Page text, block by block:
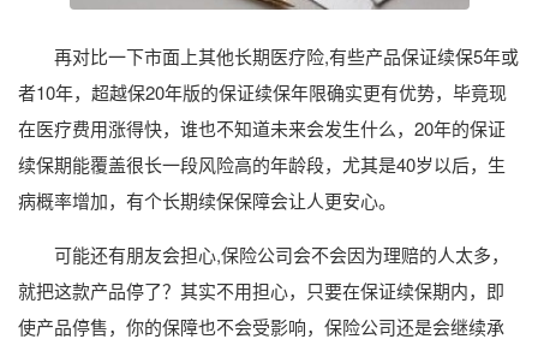
再对比一下市面上其他长期医疗险,有些产品保证续保5年或
者10年，超越保20年版的保证续保年限确实更有优势，毕竟现
在医疗费用涨得快，谁也不知道未来会发生什么，20年的保证
续保期能覆盖很长一段风险高的年龄段，尤其是40岁以后，生
病概率增加，有个长期续保保障会让人更安心。
可能还有朋友会担心,保险公司会不会因为理赔的人太多，
就把这款产品停了？其实不用担心，只要在保证续保期内，即
使产品停售，你的保障也不会受影响，保险公司还是会继续承